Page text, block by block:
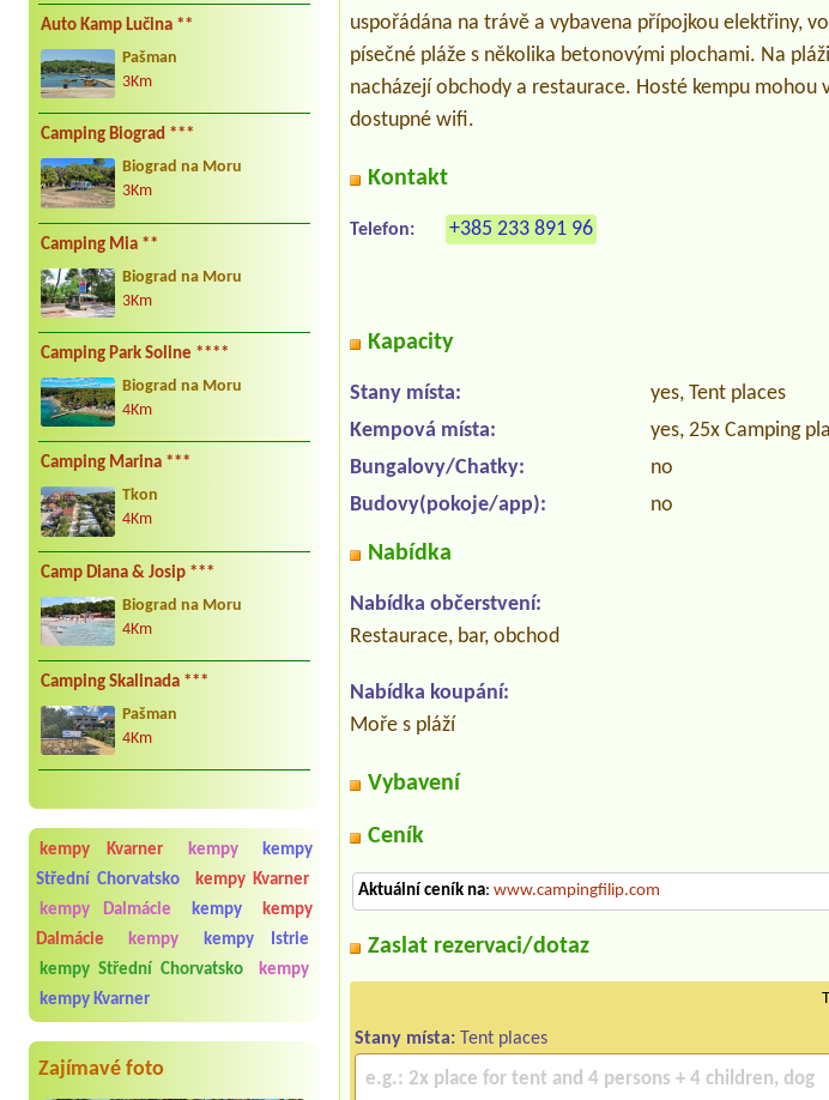
Auto Kamp Lučina **
Pašman
3Km
Camping Biograd ***
Biograd na Moru
3Km
Camping Mia **
Biograd na Moru
3Km
Camping Park Soline ****
Biograd na Moru
4Km
Camping Marina ***
Tkon
4Km
Camp Diana & Josip ***
Biograd na Moru
4Km
Camping Skalinada ***
Pašman
4Km
kempy Kvarner kempy
kempy
Střední Chorvatsko
kempy Kvarner
kempy Dalmácie
kempy
kempy
Dalmácie
kempy
kempy Istrie
kempy Střední Chorvatsko
kempy
kempy Kvarner
Zajímavé foto
uspořádána na trávě a vybavena přípojkou elektřiny,
písečné pláže s několika betonovými plochami. Na
nacházejí obchody a restaurace. Hosté kempu mohou
dostupné wifi.
Kontakt
Telefon: +385 233 891 96
Kapacity
Stany místa:
yes, Tent places
Kempová místa:
yes, 25x Camping
Bungalovy/Chatky:
no
Budovy(pokoje/app):
no
Nabídka
Nabídka občerstvení:
Restaurace, bar, obchod
Nabídka koupání:
Moře s pláží
Vybavení
Ceník
Aktuální ceník na: www.campingfilip.com
Zaslat rezervaci/dotaz
Stany místa: Tent places